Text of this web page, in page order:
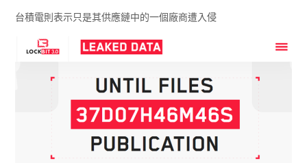
台積電則表示只是其供應鏈中的一個廠商遭入侵